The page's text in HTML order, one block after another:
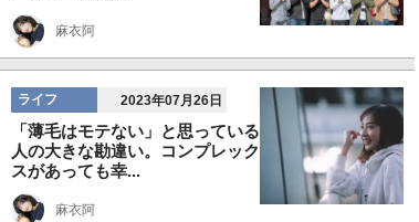
麻衣阿
ライフ 2023年07月26日
「薄毛はモテない」と思っている
人の大きな勘違い。コンプレック
スがあっても幸...
麻衣阿